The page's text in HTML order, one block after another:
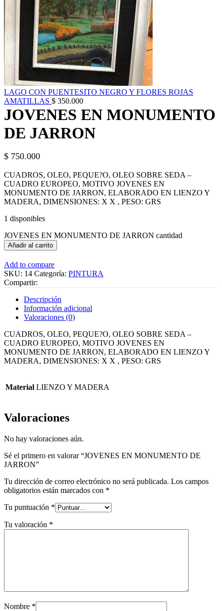
LAGO CON PUENTESITO NEGRO Y FLORES ROJAS
AMATILLAS $ 350.000
JOVENES EN MONUMENTO
DE JARRON
$ 750.000
CUADROS, OLEO, PEQUE?O, OLEO SOBRE SEDA –
CUADRO EUROPEO, MOTIVO JOVENES EN
MONUMENTO DE JARRON, ELABORADO EN LIENZO Y
MADERA, DIMENSIONES: X X , PESO: GRS
1 disponibles
JOVENES EN MONUMENTO DE JARRON cantidad
Añadir al carrito
Add to compare
SKU: 14 Categoría: PINTURA
Compartir:
Descripción
Información adicional
Valoraciones (0)
CUADROS, OLEO, PEQUE?O, OLEO SOBRE SEDA –
CUADRO EUROPEO, MOTIVO JOVENES EN
MONUMENTO DE JARRON, ELABORADO EN LIENZO Y
MADERA, DIMENSIONES: X X , PESO: GRS
Material LIENZO Y MADERA
Valoraciones
No hay valoraciones aún.
Sé el primero en valorar “JOVENES EN MONUMENTO DE
JARRON”
Tu dirección de correo electrónico no será publicada. Los campos
obligatorios están marcados con *
Tu puntuación *
Tu valoración *
Nombre *